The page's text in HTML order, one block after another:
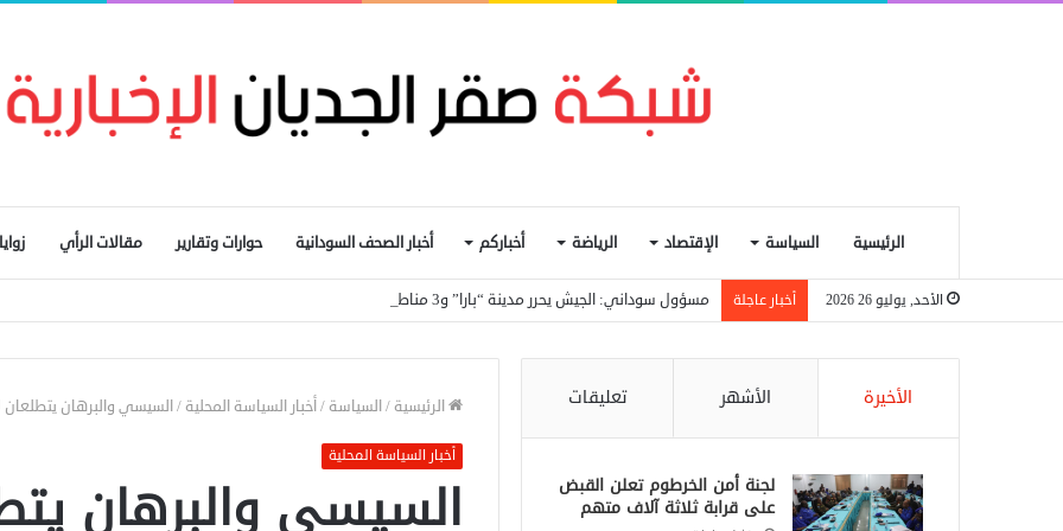
الرئيسية السياسة الإقتصاد الرياضة أخباركم أخبار الصحف السودانية حوارات وتقارير مقالات الرأي
الأحد, يوليو 26 2026 أخبار عاجلة مسؤول سوداني: الجيش يحرر مدينة “بارا” و3 مناطق في شمال كردفان
الرئيسية /السياسة /أخبار السياسة المحلية /السيسي والبرهان
أخبار السياسة المحلية
السيسي والبرهان
الأخيرة الأشهر تعليقات
لجنة أمن الخرطوم تعلن القبض
على قرابة ثلاثة آلاف متهم